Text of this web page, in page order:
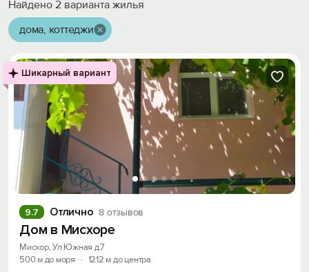
Найдено 2 варианта жилья
дома, коттеджи
Шикарный вариант
Отлично 8 отзывов
9.7
Дом в Мисхоре
Мисхор, Ул.Южная д.7
500 м до моря
· 1212 м до центра